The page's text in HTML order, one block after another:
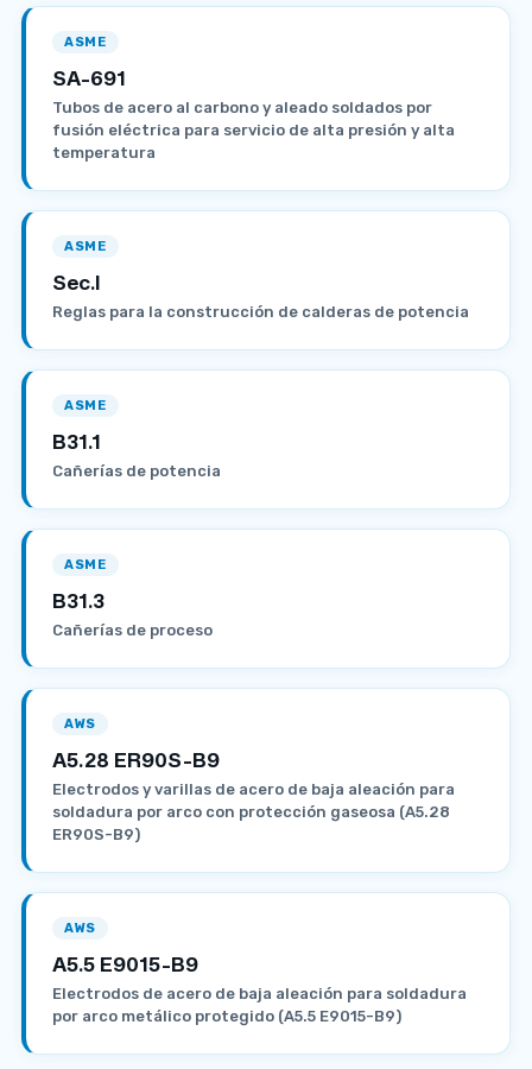
ASME
SA-691
Tubos de acero al carbono y aleado soldados por
fusión eléctrica para servicio de alta presión y alta
temperatura
ASME
Sec.I
Reglas para la construcción de calderas de potencia
ASME
B31.1
Cañerías de potencia
ASME
B31.3
Cañerías de proceso
AWS
A5.28 ER90S-B9
Electrodos y varillas de acero de baja aleación para
soldadura por arco con protección gaseosa (A5.28
ER90S-B9)
AWS
A5.5 E9015-B9
Electrodos de acero de baja aleación para soldadura
por arco metálico protegido (A5.5 E9015-B9)